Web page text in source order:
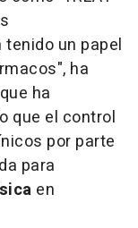
un papel
ha
ha
que el control
por parte
para
en